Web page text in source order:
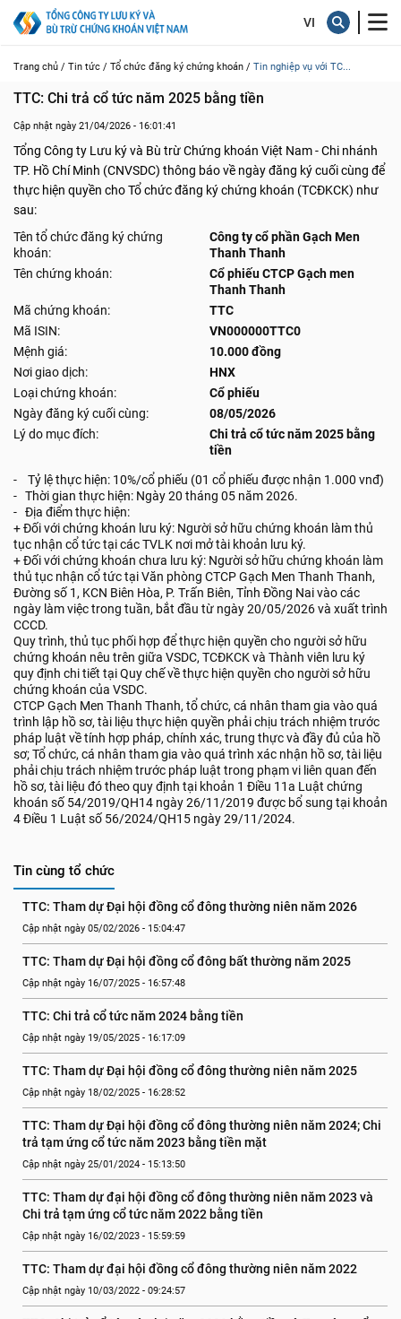
Trang chủ / Tin tức / Tổ chức đăng ký chứng khoán / Tin nghiệp vụ với TC...
TTC: Chi trả cổ tức năm 2025 bằng tiền
Cập nhật ngày 21/04/2026 - 16:01:41
Tổng Công ty Lưu ký và Bù trừ Chứng khoán Việt Nam - Chi nhánh
TP. Hồ Chí Minh (CNVSDC) thông báo về ngày đăng ký cuối cùng để
thực hiện quyền cho Tổ chức đăng ký chứng khoán (TCĐKCK) như
sau:
Tên tổ chức đăng ký chứng
khoán:
Công ty cổ phần Gạch Men
Thanh Thanh
Tên chứng khoán:
Cổ phiếu CTCP Gạch men
Thanh Thanh
Mã chứng khoán:
TTC
Mã ISIN:
VN000000TTC0
Mệnh giá:
10.000 đồng
Nơi giao dịch:
HNX
Loại chứng khoán:
Cổ phiếu
Ngày đăng ký cuối cùng:
08/05/2026
Lý do mục đích:
Chi trả cổ tức năm 2025 bằng
tiền
- Tỷ lệ thực hiện: 10%/cổ phiếu (01 cổ phiếu được nhận 1.000 vnđ)
- Thời gian thực hiện: Ngày 20 tháng 05 năm 2026.
- Địa điểm thực hiện:
+ Đối với chứng khoán lưu ký: Người sở hữu chứng khoán làm thủ
tục nhận cổ tức tại các TVLK nơi mở tài khoản lưu ký.
+ Đối với chứng khoán chưa lưu ký: Người sở hữu chứng khoán làm
thủ tục nhận cổ tức tại Văn phòng CTCP Gạch Men Thanh Thanh,
Đường số 1, KCN Biên Hòa, P. Trấn Biên, Tỉnh Đồng Nai vào các
ngày làm việc trong tuần, bắt đầu từ ngày 20/05/2026 và xuất trình
CCCD.
Quy trình, thủ tục phối hợp để thực hiện quyền cho người sở hữu
chứng khoán nêu trên giữa VSDC, TCĐKCK và Thành viên lưu ký
quy định chi tiết tại Quy chế về thực hiện quyền cho người sở hữu
chứng khoán của VSDC.
CTCP Gạch Men Thanh Thanh, tổ chức, cá nhân tham gia vào quá
trình lập hồ sơ, tài liệu thực hiện quyền phải chịu trách nhiệm trước
pháp luật về tính hợp pháp, chính xác, trung thực và đầy đủ của hồ
sơ; Tổ chức, cá nhân tham gia vào quá trình xác nhận hồ sơ, tài liệu
phải chịu trách nhiệm trước pháp luật trong phạm vi liên quan đến
hồ sơ, tài liệu đó theo quy định tại khoản 1 Điều 11a Luật chứng
khoán số 54/2019/QH14 ngày 26/11/2019 được bổ sung tại khoản
4 Điều 1 Luật số 56/2024/QH15 ngày 29/11/2024.
Tin cùng tổ chức
TTC: Tham dự Đại hội đồng cổ đông thường niên năm 2026
Cập nhật ngày 05/02/2026 - 15:04:47
TTC: Tham dự Đại hội đồng cổ đông bất thường năm 2025
Cập nhật ngày 16/07/2025 - 16:57:48
TTC: Chi trả cổ tức năm 2024 bằng tiền
Cập nhật ngày 19/05/2025 - 16:17:09
TTC: Tham dự Đại hội đồng cổ đông thường niên năm 2025
Cập nhật ngày 18/02/2025 - 16:28:52
TTC: Tham dự Đại hội đồng cổ đông thường niên năm 2024; Chi
trả tạm ứng cổ tức năm 2023 bằng tiền mặt
Cập nhật ngày 25/01/2024 - 15:13:50
TTC: Tham dự đại hội đồng cổ đông thường niên năm 2023 và
Chi trả tạm ứng cổ tức năm 2022 bằng tiền
Cập nhật ngày 16/02/2023 - 15:59:59
TTC: Tham dự đại hội đồng cổ đông thường niên năm 2022
Cập nhật ngày 10/03/2022 - 09:24:57